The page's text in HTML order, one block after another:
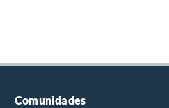
Comunidades